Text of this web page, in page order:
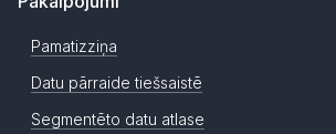
Pamatizziņa
Datu pārraide tiešsaistē
Segmentēto datu atlase